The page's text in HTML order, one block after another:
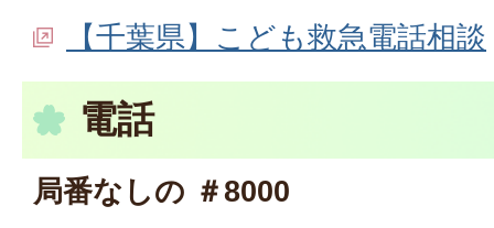
【千葉県】こども救急電話相談
電話
局番なしの ＃8000